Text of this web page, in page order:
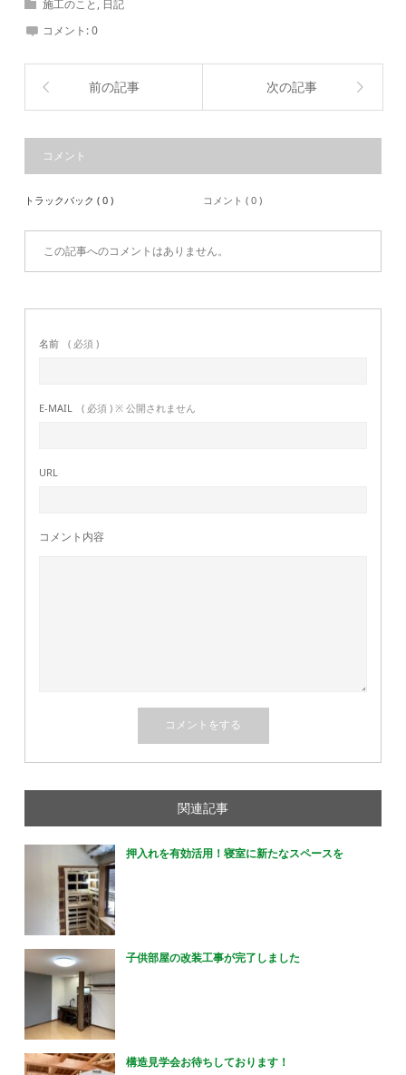
施工のこと , 日記
コメント:0
前の記事 次の記事
コメント
トラックバック ( 0 ) コメント ( 0 )
この記事へのコメントはありません。
名前 ( 必須 )
E-MAIL ( 必須 ) ※ 公開されません
URL
コメント内容
関連記事
押入れを有効活用！寝室に新たなスペースを
子供部屋の改装工事が完了しました
構造見学会お待ちしております！